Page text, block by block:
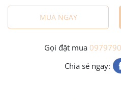
MUA NGAY
Gọi đặt mua
Chia sẻ ngay: